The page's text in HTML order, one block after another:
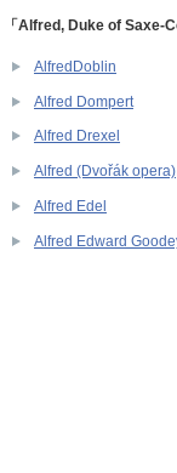
「Alfred, Duke of Saxe-
AlfredDoblin
Alfred Dompert
Alfred Drexel
Alfred (Dvořák opera)
Alfred Edel
Alfred Edward